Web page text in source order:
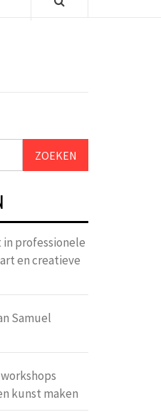
professionele
en creatieve
Samuel
kunst maken